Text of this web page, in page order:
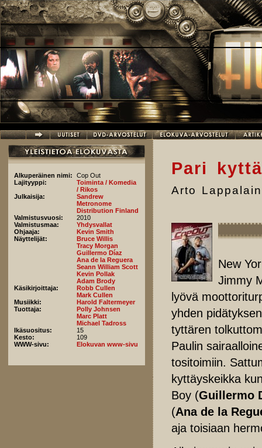
Hyppää pääsisältöön
Alkuperäinen nimi:
Cop Out
Lajityyppi:
Toiminta / Komedia
/ Rikos
Julkaisija:
Sandrew
Metronome
Distribution Finland
Valmistusvuosi:
2010
Valmistusmaa:
Yhdysvallat
Ohjaaja:
Kevin Smith
Näyttelijät:
Bruce Willis
Tracy Morgan
Guillermo Díaz
Ana de la Reguera
Seann William Scott
Kevin Pollak
Adam Brody
Käsikirjoittaja:
Robb Cullen
Mark Cullen
Musiikki:
Harold Faltermeyer
Tuottaja:
Polly Johnsen
Marc Platt
Michael Tadross
Ikäsuositus:
15
Kesto:
109
WWW-sivu:
Elokuvan www-sivu
Pari
Arto
New
Jimmy
lyövä
yhden
tyttären
Paulin
tositoimiin.
kyttäyskeikka
Boy (Guillermo
(Ana de la
aja toisiaan